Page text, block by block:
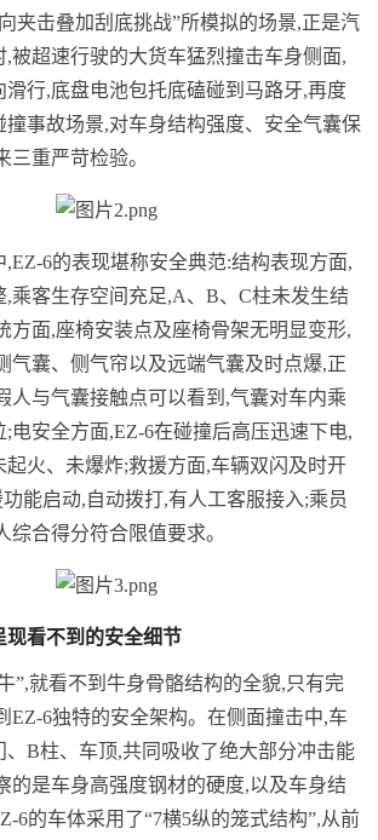
夹击叠加刮底挑战”所模拟的场景,正是汽
,被超速行驶的大货车猛烈撞击车身侧面,
滑行,底盘电池包托底磕碰到马路牙,再度
撞事故场景,对车身结构强度、安全气囊保
三重严苛检验。
,EZ-6的表现堪称安全典范:结构表现方面,
,乘客生存空间充足,A、B、C柱未发生结
方面,座椅安装点及座椅骨架无明显变形,
气囊、侧气帘以及远端气囊及时点爆,正
人与气囊接触点可以看到,气囊对车内乘
电安全方面,EZ-6在碰撞后高压迅速下电,
起火、未爆炸;救援方面,车辆双闪及时开
能启动,自动拨打,有人工客服接入;乘员
综合得分符合限值要求。
现看不到的安全细节
”,就看不到牛身骨骼结构的全貌,只有完
EZ-6独特的安全架构。在侧面撞击中,车
、B柱、车顶,共同吸收了绝大部分冲击能
的是车身高强度钢材的硬度,以及车身结
6的车体采用了“7横5纵的笼式结构”,从前